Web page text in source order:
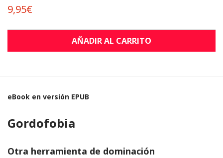
9,95€
AÑADIR AL CARRITO
eBook en versión EPUB
Gordofobia
Otra herramienta de dominación